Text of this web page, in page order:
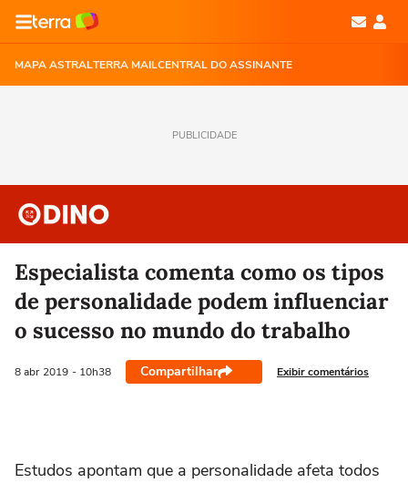
MAPA ASTRALTERRA MAILCENTRAL DO ASSINANTE
PUBLICIDADE
Especialista comenta como os tipos
de personalidade podem influenciar
o sucesso no mundo do trabalho
8 abr 2019 - 10h38 Compartilhar Exibir comentários
Estudos apontam que a personalidade afeta todos